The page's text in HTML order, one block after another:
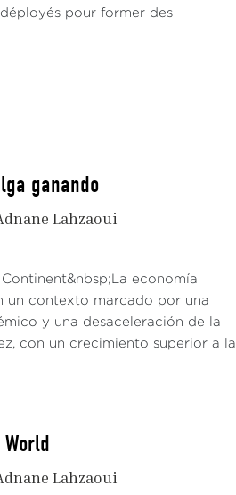
pour former des
ganando
Lahzaoui
economía
un contexto marcado por una
y una desaceleración de la
con un crecimiento superior a la
Lahzaoui